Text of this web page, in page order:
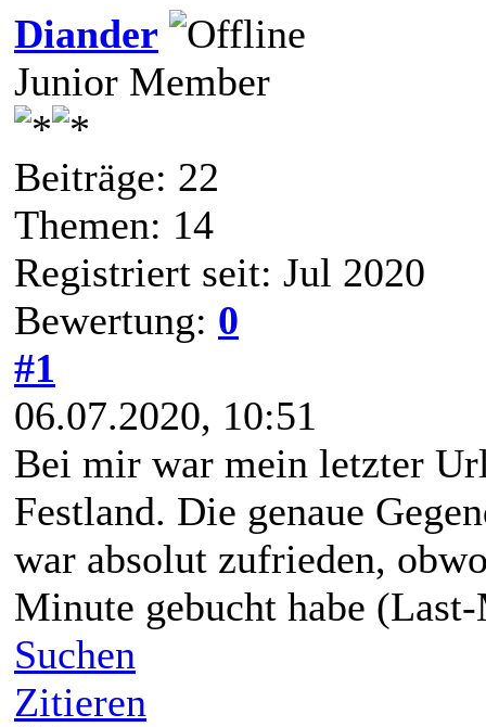
Diander
Junior Member
Beiträge: 22
Themen: 14
Registriert seit: Jul 2020
Bewertung: 0
#1
06.07.2020, 10:51
Bei mir war mein letzter
Festland. Die genaue
war absolut zufrieden,
Minute gebucht habe
Suchen
Zitieren